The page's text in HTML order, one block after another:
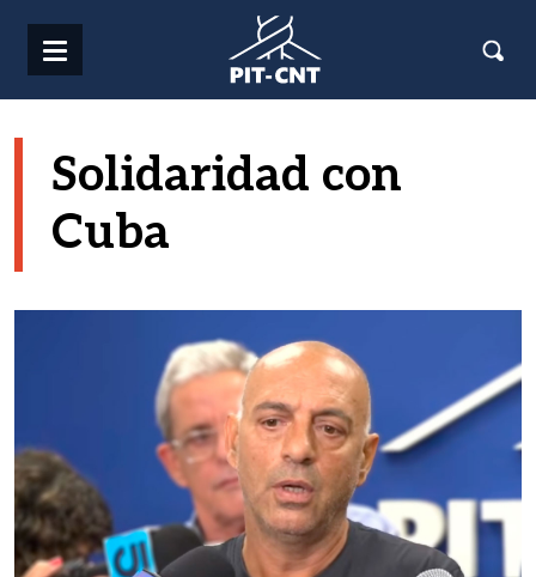
Solidaridad con
Cuba